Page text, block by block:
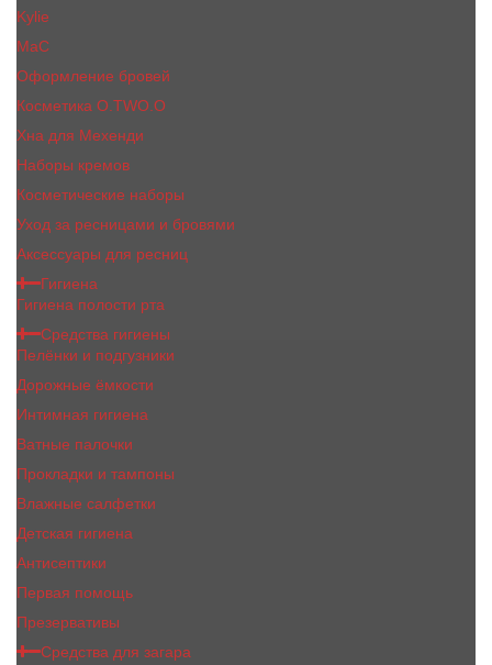
Kylie
MaC
Оформление бровей
Косметика O.TWO.O
Хна для Мехенди
Наборы кремов
Косметические наборы
Уход за ресницами и бровями
Аксессуары для ресниц
Гигиена
Гигиена полости рта
Средства гигиены
Пелёнки и подгузники
Дорожные ёмкости
Интимная гигиена
Ватные палочки
Прокладки и тампоны
Влажные салфетки
Детская гигиена
Антисептики
Первая помощь
Презервативы
Средства для загара